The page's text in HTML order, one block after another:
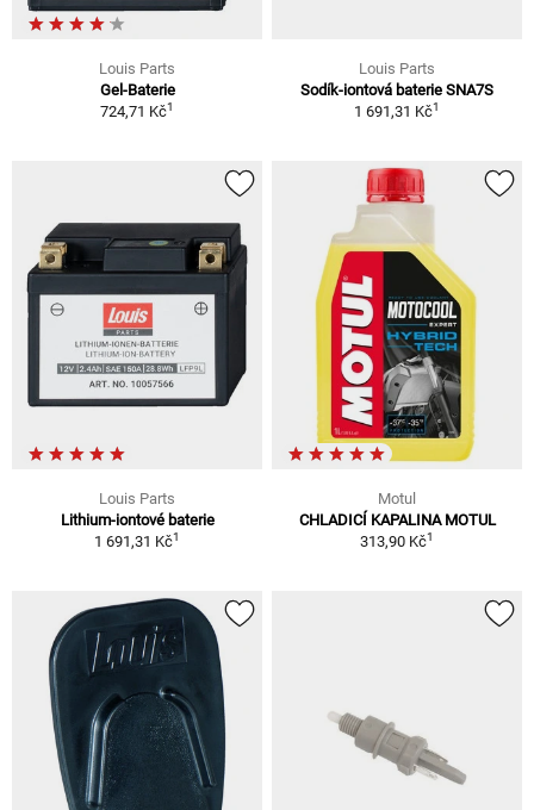
Louis Parts
Gel-Baterie
724,71 Kč1
Louis Parts
Sodík-iontová baterie SNA7S
1 691,31 Kč1
Louis Parts
Lithium-iontové baterie
1 691,31 Kč1
Motul
CHLADICÍ KAPALINA MOTUL
313,90 Kč1